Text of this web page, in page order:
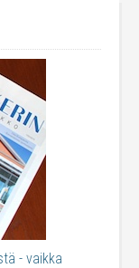
- vaikka